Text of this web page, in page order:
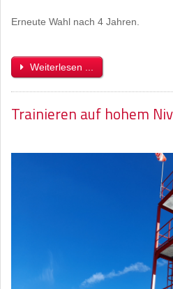
Erneute Wahl nach 4 Jahren.
Weiterlesen ...
Trainieren auf hohem